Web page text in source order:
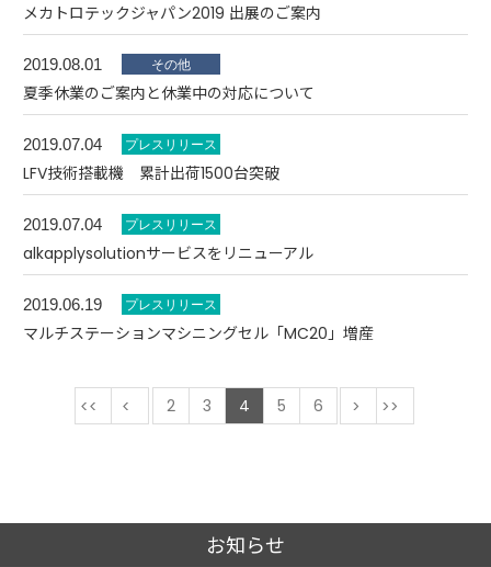
メカトロテックジャパン2019 出展のご案内
2019.08.01
夏季休業のご案内と休業中の対応について
2019.07.04
LFV技術搭載機 累計出荷1500台突破
2019.07.04
alkapplysolutionサービスをリニューアル
2019.06.19
マルチステーションマシニングセル「MC20」増産
前
2 3 4 5 6 次
お知らせ